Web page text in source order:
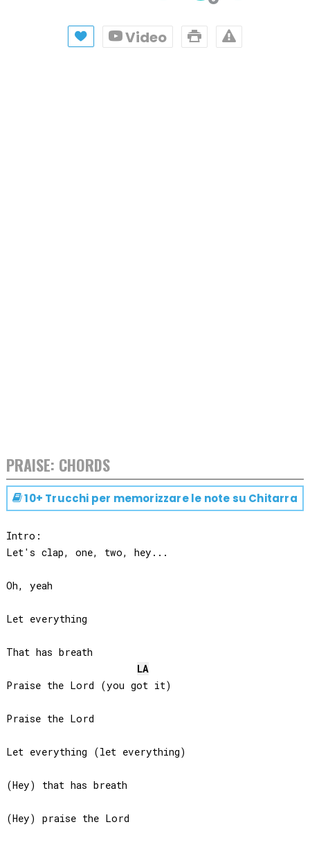
Video
PRAISE: CHORDS
10+ Trucchi per memorizzare le note su Chitarra
Intro:
Let's clap, one, two, hey...
Oh, yeah
Let everything
That has breath
LA
Praise the Lord (you got it)
Praise the Lord
Let everything (let everything)
(Hey) that has breath
(Hey) praise the Lord